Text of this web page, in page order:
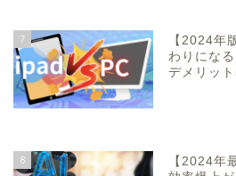
7
【2024年
わりにな
デメリッ
8
【2024年